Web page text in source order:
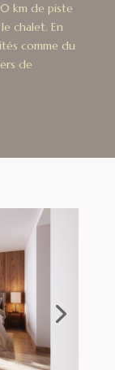
km de piste
chalet. En
comme du
de